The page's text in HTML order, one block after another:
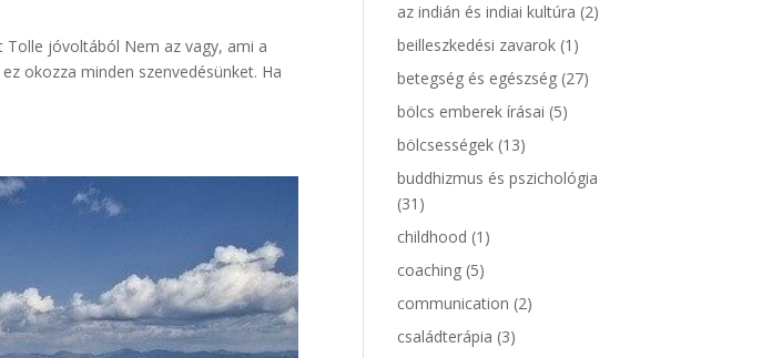
Tolle jóvoltából Nem az vagy, ami a
okozza minden szenvedésünket. Ha
az indián és indiai kultúra (2)
beilleszkedési zavarok (1)
betegség és egészség (27)
bölcs emberek írásai (5)
bölcsességek (13)
buddhizmus és pszichológia
(31)
childhood (1)
coaching (5)
communication (2)
családterápia (3)